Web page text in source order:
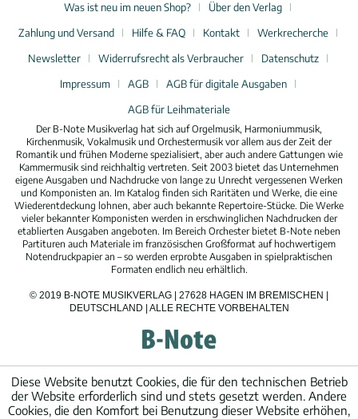
Was ist neu im neuen Shop?
Über den Verlag
Zahlung und Versand
Hilfe & FAQ Kontakt
Werkrecherche
Newsletter
Widerrufsrecht als Verbraucher
Datenschutz
Impressum
AGB
AGB für digitale Ausgaben
AGB für Leihmateriale
Der B-Note Musikverlag hat sich auf Orgelmusik, Harmoniummusik,
Kirchenmusik, Vokalmusik und Orchestermusik vor allem aus der Zeit der
Romantik und frühen Moderne spezialisiert, aber auch andere Gattungen wie
Kammermusik sind reichhaltig vertreten. Seit 2003 bietet das Unternehmen
eigene Ausgaben und Nachdrucke von lange zu Unrecht vergessenen Werken
und Komponisten an. Im Katalog finden sich Raritäten und Werke, die eine
Wiederentdeckung lohnen, aber auch bekannte Repertoire-Stücke. Die Werke
vieler bekannter Komponisten werden in erschwinglichen Nachdrucken der
etablierten Ausgaben angeboten. Im Bereich Orchester bietet B-Note neben
Partituren auch Materiale im französischen Großformat auf hochwertigem
Notendruckpapier an – so werden erprobte Ausgaben in spielpraktischen
Formaten endlich neu erhältlich.
© 2019 B-NOTE MUSIKVERLAG | 27628 HAGEN IM BREMISCHEN |
DEUTSCHLAND | ALLE RECHTE VORBEHALTEN
Diese Website benutzt Cookies, die für den technischen Betrieb
der Website erforderlich sind und stets gesetzt werden. Andere
Cookies, die den Komfort bei Benutzung dieser Website erhöhen,